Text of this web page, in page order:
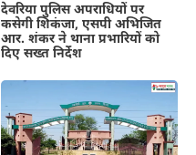
देवरिया पुलिस अपराधियों पर
कसेगी शिकंजा, एसपी अभिजित
आर. शंकर ने थाना प्रभारियों को
दिए सख्त निर्देश